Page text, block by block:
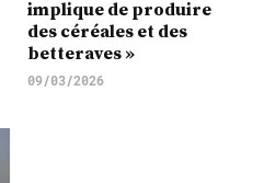
implique de produire
des céréales et des
betteraves »
09/03/2026